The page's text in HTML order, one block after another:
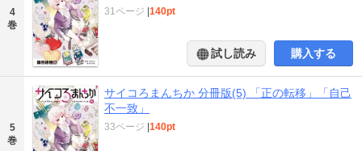
4
巻
31ページ |140pt
試し読み 購入する
5
巻
サイコろまんちか 分冊版(5) 「正の転移」「自己
不一致」
33ページ |140pt